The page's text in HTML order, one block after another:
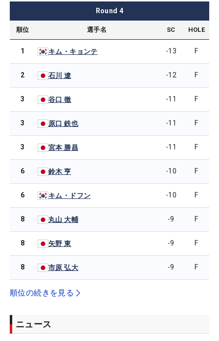
Round 4
順位 選手名 SC HOLE
1 キム・キョンテ -13 F
2 石川 遼 -12 F
3 谷口 徹 -11 F
3 原口 鉄也 -11 F
3 宮本 勝昌 -11 F
6 鈴木 亨 -10 F
6 キム・ドフン -10 F
8 丸山 大輔 -9 F
8 矢野 東 -9 F
8 市原 弘大 -9 F
順位の続きを見る
ニュース